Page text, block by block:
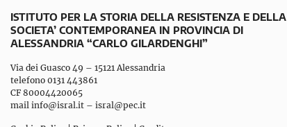
ISTITUTO PER LA STORIA DELLA RESISTENZA E DELLA
SOCIETA’ CONTEMPORANEA IN PROVINCIA DI
ALESSANDRIA “CARLO GILARDENGHI”
Via dei Guasco 49 – 15121 Alessandria
telefono 0131 443861
CF 80004420065
mail info@isral.it – isral@pec.it